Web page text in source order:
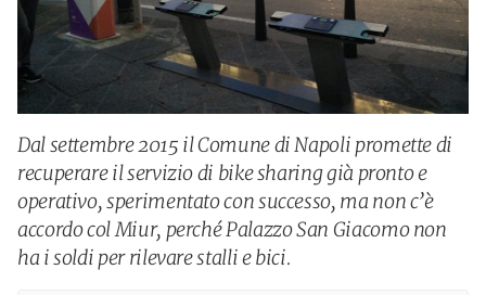
Dal settembre 2015 il Comune di Napoli promette di
recuperare il servizio di bike sharing già pronto e
operativo, sperimentato con successo, ma non c’è
accordo col Miur, perché Palazzo San Giacomo non
ha i soldi per rilevare stalli e bici.